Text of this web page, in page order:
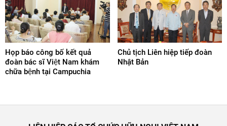
Họp báo công bố kết quả
đoàn bác sĩ Việt Nam khám
chữa bệnh tại Campuchia
Chủ tịch Liên hiệp tiếp đoàn
Nhật Bản